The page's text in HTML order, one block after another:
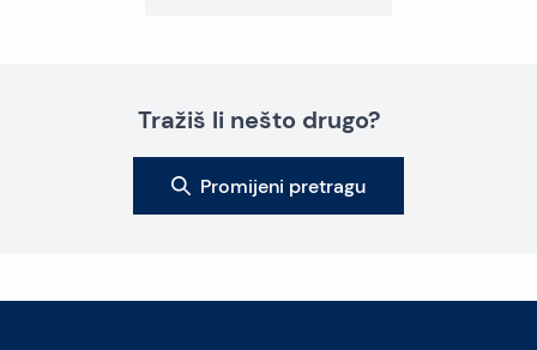
Tražiš li nešto drugo?
Promijeni pretragu